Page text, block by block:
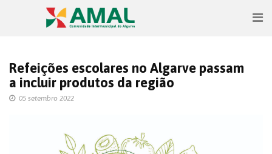
Refeições escolares no Algarve passam
a incluir produtos da região
05 setembro 2022